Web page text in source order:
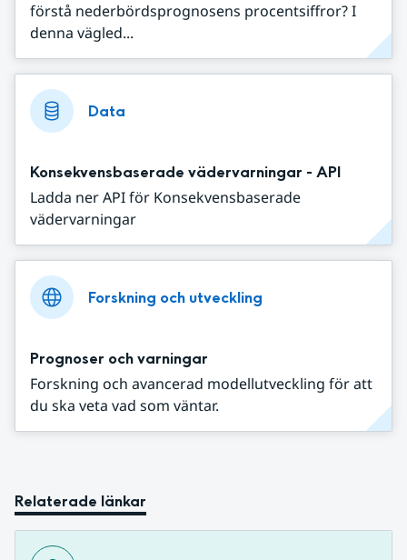
förstå nederbördsprognosens procentsiffror? I
denna vägled...
Data
Konsekvensbaserade vädervarningar - API
Ladda ner API för Konsekvensbaserade
vädervarningar
Forskning och utveckling
Prognoser och varningar
Forskning och avancerad modellutveckling för att
du ska veta vad som väntar.
Relaterade länkar